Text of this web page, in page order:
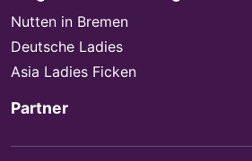
Nutten in Bremen
Deutsche Ladies
Asia Ladies Ficken
Partner